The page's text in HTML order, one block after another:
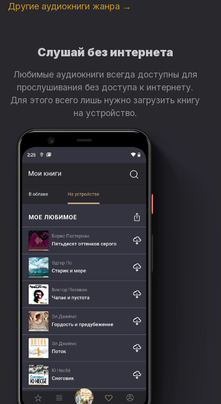
Другие аудиокниги жанра →
Слушай без интернета
Любимые аудиокниги всегда доступны для
прослушивания без доступа к интернету.
Для этого всего лишь нужно загрузить книгу
на устройство.